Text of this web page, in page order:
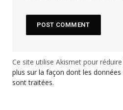
Ce site utilise Akismet pour
plus sur la façon dont les
sont traitées.